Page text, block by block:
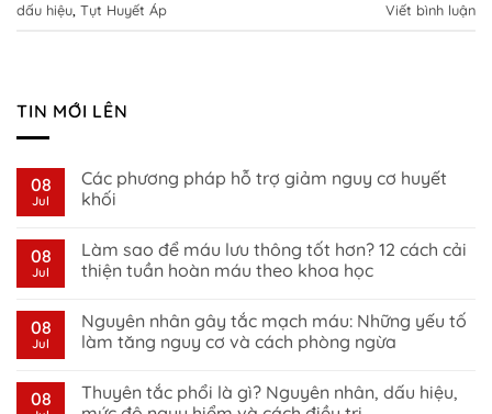
dấu hiệu, Tụt Huyết Áp Viết bình luận
TIN MỚI LÊN
08
Jul
Các phương pháp hỗ trợ giảm nguy cơ huyết
khối
on
Các
phương
trợ
giảm
nguy
khối
08
Jul
Làm sao để máu lưu thông tốt hơn? 12 cách cải
thiện tuần hoàn máu theo khoa học
on
Làm
sao
lưu
thông
08
Jul
Nguyên nhân gây tắc mạch máu: Những yếu tố
làm tăng nguy cơ và cách phòng ngừa
on
Nguyên
08
Thuyên tắc phổi là gì? Nguyên nhân, dấu hiệu,